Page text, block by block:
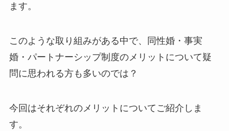
ます。
このような取り組みがある中で、同性婚・事実
婚・パートナーシップ制度のメリットについて疑
問に思われる方も多いのでは？
今回はそれぞれのメリットについてご紹介しま
す。